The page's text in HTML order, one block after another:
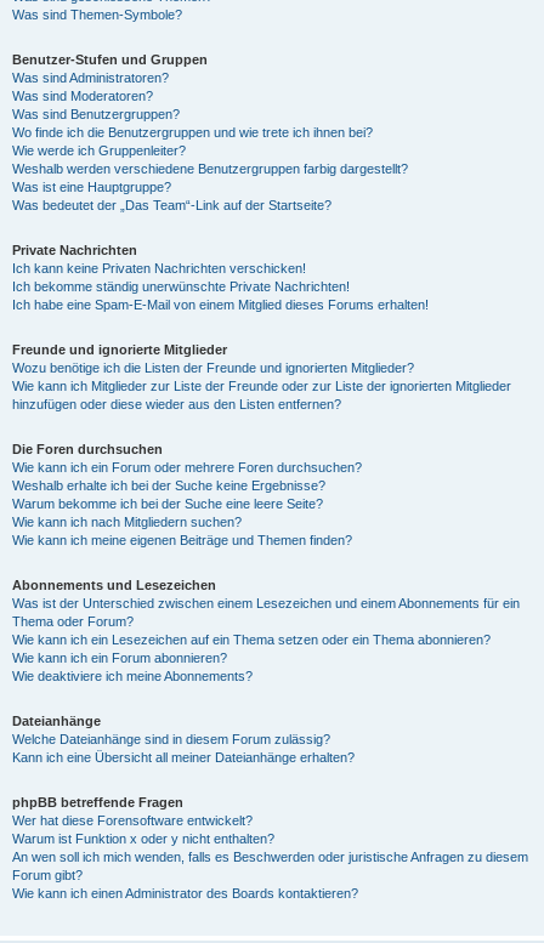
Was sind Themen-Symbole?
Benutzer-Stufen und Gruppen
Was sind Administratoren?
Was sind Moderatoren?
Was sind Benutzergruppen?
Wo finde ich die Benutzergruppen und wie trete ich ihnen bei?
Wie werde ich Gruppenleiter?
Weshalb werden verschiedene Benutzergruppen farbig dargestellt?
Was ist eine Hauptgruppe?
Was bedeutet der „Das Team“-Link auf der Startseite?
Private Nachrichten
Ich kann keine Privaten Nachrichten verschicken!
Ich bekomme ständig unerwünschte Private Nachrichten!
Ich habe eine Spam-E-Mail von einem Mitglied dieses Forums erhalten!
Freunde und ignorierte Mitglieder
Wozu benötige ich die Listen der Freunde und ignorierten Mitglieder?
Wie kann ich Mitglieder zur Liste der Freunde oder zur Liste der ignorierten Mitglieder
hinzufügen oder diese wieder aus den Listen entfernen?
Die Foren durchsuchen
Wie kann ich ein Forum oder mehrere Foren durchsuchen?
Weshalb erhalte ich bei der Suche keine Ergebnisse?
Warum bekomme ich bei der Suche eine leere Seite?
Wie kann ich nach Mitgliedern suchen?
Wie kann ich meine eigenen Beiträge und Themen finden?
Abonnements und Lesezeichen
Was ist der Unterschied zwischen einem Lesezeichen und einem Abonnements für ein
Thema oder Forum?
Wie kann ich ein Lesezeichen auf ein Thema setzen oder ein Thema abonnieren?
Wie kann ich ein Forum abonnieren?
Wie deaktiviere ich meine Abonnements?
Dateianhänge
Welche Dateianhänge sind in diesem Forum zulässig?
Kann ich eine Übersicht all meiner Dateianhänge erhalten?
phpBB betreffende Fragen
Wer hat diese Forensoftware entwickelt?
Warum ist Funktion x oder y nicht enthalten?
An wen soll ich mich wenden, falls es Beschwerden oder juristische Anfragen zu diesem
Forum gibt?
Wie kann ich einen Administrator des Boards kontaktieren?